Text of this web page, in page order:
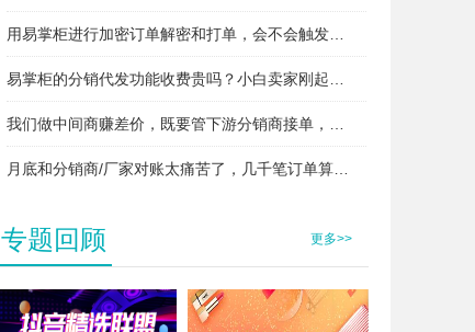
专题回顾 更多>>